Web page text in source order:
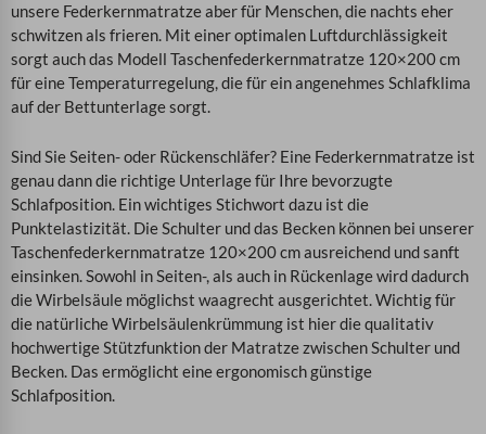
unsere Federkernmatratze aber für Menschen, die nachts eher
schwitzen als frieren. Mit einer optimalen Luftdurchlässigkeit
sorgt auch das Modell Taschenfederkernmatratze 120×200 cm
für eine Temperaturregelung, die für ein angenehmes Schlafklima
auf der Bettunterlage sorgt.
Sind Sie Seiten- oder Rückenschläfer? Eine Federkernmatratze ist
genau dann die richtige Unterlage für Ihre bevorzugte
Schlafposition. Ein wichtiges Stichwort dazu ist die
Punktelastizität. Die Schulter und das Becken können bei unserer
Taschenfederkernmatratze 120×200 cm ausreichend und sanft
einsinken. Sowohl in Seiten-, als auch in Rückenlage wird dadurch
die Wirbelsäule möglichst waagrecht ausgerichtet. Wichtig für
die natürliche Wirbelsäulenkrümmung ist hier die qualitativ
hochwertige Stützfunktion der Matratze zwischen Schulter und
Becken. Das ermöglicht eine ergonomisch günstige
Schlafposition.